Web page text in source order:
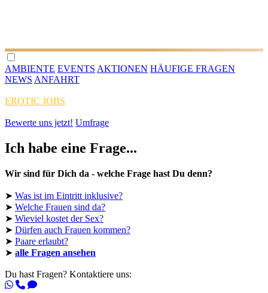
AMBIENTE EVENTS AKTIONEN HÄUFIGE FRAGEN
NEWS ANFAHRT
EROTIC JOBS
Bewerte uns jetzt! Umfrage
Ich habe eine Frage...
Wir sind für Dich da - welche Frage hast Du denn?
➤ Was ist im Eintritt inklusive?
➤ Welche Frauen sind da?
➤ Wieviel kostet der Sex?
➤ Dürfen auch Frauen kommen?
➤ Paare erlaubt?
➤ alle Fragen ansehen
Du hast Fragen? Kontaktiere uns: